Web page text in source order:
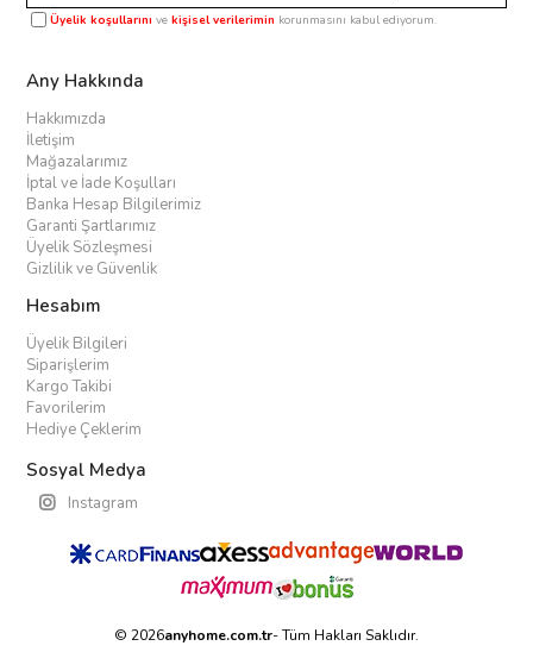
Üyelik koşullarını vekişisel verilerimin korunmasını kabul ediyorum.
Any Hakkında
Hakkımızda
İletişim
Mağazalarımız
İptal ve İade Koşulları
Banka Hesap Bilgilerimiz
Garanti Şartlarımız
Üyelik Sözleşmesi
Gizlilik ve Güvenlik
Hesabım
Üyelik Bilgileri
Siparişlerim
Kargo Takibi
Favorilerim
Hediye Çeklerim
Sosyal Medya
Instagram
© 2026anyhome.com.tr- Tüm Hakları Saklıdır.